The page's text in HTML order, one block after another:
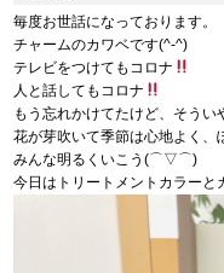
毎度お世話になっております。
チャームのカワベです(^-^)
テレビをつけてもコロナ
人と話してもコロナ
もう忘れかけてたけど、そう
花が芽吹いて季節は心地よく、
みんな明るくいこう(⌒▽⌒)
今日はトリートメントカラーと